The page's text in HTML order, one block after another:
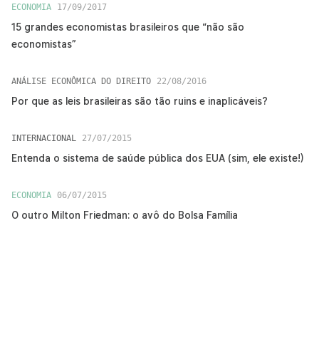
ECONOMIA 17/09/2017
15 grandes economistas brasileiros que “não são
economistas”
ANÁLISE ECONÔMICA DO DIREITO 22/08/2016
Por que as leis brasileiras são tão ruins e inaplicáveis?
INTERNACIONAL 27/07/2015
Entenda o sistema de saúde pública dos EUA (sim, ele existe!)
ECONOMIA 06/07/2015
O outro Milton Friedman: o avô do Bolsa Família